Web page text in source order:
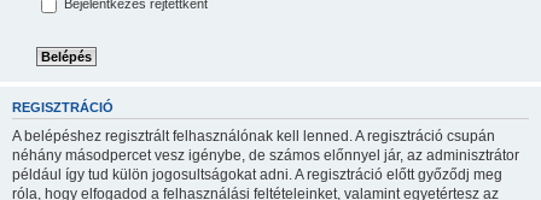
Bejelentkezés rejtettként
REGISZTRÁCIÓ
A belépéshez regisztrált felhasználónak kell lenned. A regisztráció csupán
néhány másodpercet vesz igénybe, de számos előnnyel jár, az adminisztrátor
például így tud külön jogosultságokat adni. A regisztráció előtt győződj meg
róla, hogy elfogadod a felhasználási feltételeinket, valamint egyetértesz az